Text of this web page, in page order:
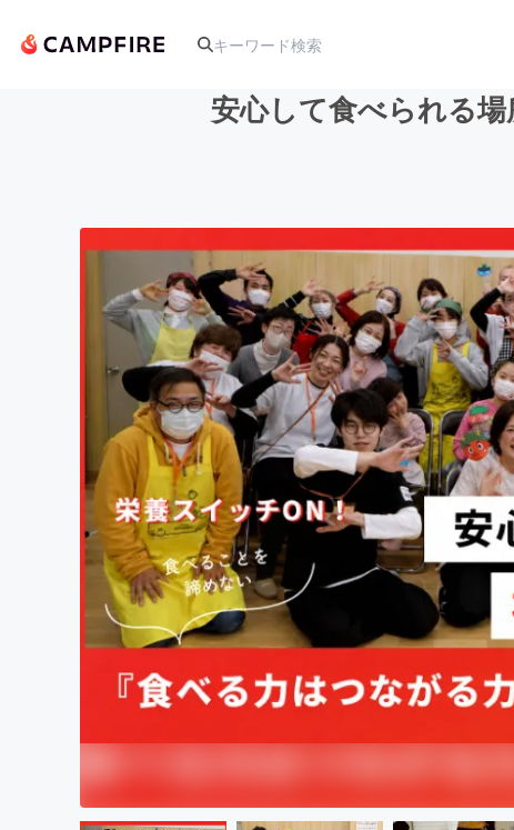
アート・写真
テクノロジー・ガジェット
映像・映画
ビジネス・起業
まちづくり・地域活性化
安心して食べられる